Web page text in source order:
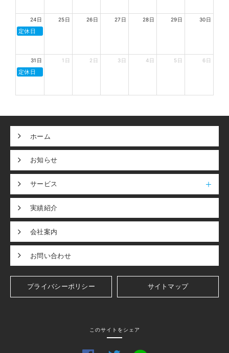
24日
定休日
25日 26日 27日 28日 29日 30日
31日
定休日
1日 2日 3日 4日 5日 6日
ホーム
お知らせ
サービス
実績紹介
会社案内
お問い合わせ
プライバシーポリシー サイトマップ
このサイトをシェア